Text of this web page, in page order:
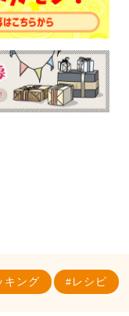
キング レシピ